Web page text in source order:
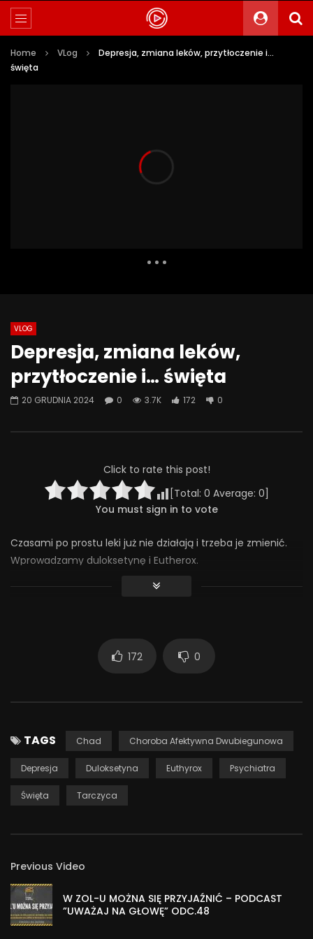
Home VLog
Depresja, zmiana leków, przytłoczenie i…
święta
Jak odstawić LEKI? Ostatnia wizyta
– kiedy przestać chodzić do
psychiatry? | Misja Psychiatria
#138
0
293 24 0
Jak psychiatrzy i
SZKODZĄ
VLOG
Depresja, zmiana leków,
przytłoczenie i… święta
20 GRUDNIA 2024 0 3.7K 172 0
Click to rate this post!
[Total: 0 Average: 0]
You must sign in to vote
Czasami po prostu leki już nie działają i trzeba je zmienić.
Wprowadzamy duloksetynę i Eutherox.
Jeśli chcesz otrzymywać ode mnie raz w tygodniu maila z
newsletter:
——————————————–
Zapraszam Was serdecznie do obejrzenia mojego
kompleksowego kursu o chorobie afektywnej
https://subscribepage.io/chad-cz1
Zapraszam Was też do zapoznania się z moim kursem o
172 0
TAGS Chad Choroba Afektywna Dwubiegunowa
Depresja Duloksetyna Euthyrox Psychiatra
Święta Tarczyca
Previous Video
W ZOL-U MOŻNA SIĘ PRZYJAŹNIĆ – PODCAST
”UWAŻAJ NA GŁOWĘ” ODC.48